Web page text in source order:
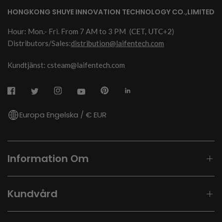
HONGKONG SHUYE INNOVATION TECHNOLOGY CO.,LIMITED
Hour: Mon.- Fri. From 7 AM to 3 PM (CET, UTC+2)
Distributors/Sales:distribution@laifentech.com
Kundtjänst: csteam@laifentech.com
Europa Engelska / € EUR
Information Om
Kundvård